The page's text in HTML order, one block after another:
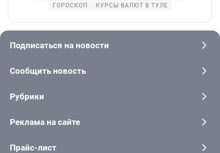
ГОРОСКОП
КУРСЫ ВАЛЮТ В ТУЛЕ
Подписаться на новости
Сообщить новость
Рубрики
Реклама на сайте
Прайс-лист